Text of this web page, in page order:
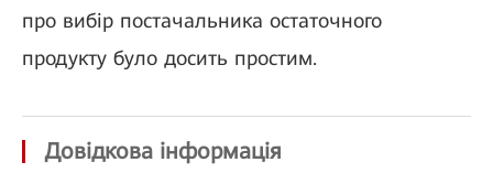
про вибір постачальника остаточного
продукту було досить простим.
Довідкова інформація